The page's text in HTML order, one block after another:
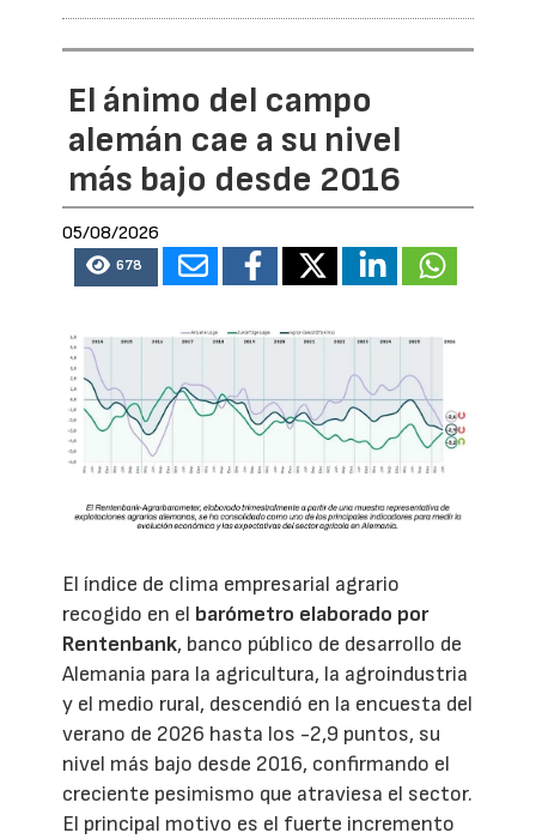
El ánimo del campo
alemán cae a su nivel
más bajo desde 2016
05/08/2026
678
El índice de clima empresarial agrario
recogido en el barómetro elaborado por
Rentenbank, banco público de desarrollo de
Alemania para la agricultura, la agroindustria
y el medio rural, descendió en la encuesta del
verano de 2026 hasta los -2,9 puntos, su
nivel más bajo desde 2016, confirmando el
creciente pesimismo que atraviesa el sector.
El principal motivo es el fuerte incremento